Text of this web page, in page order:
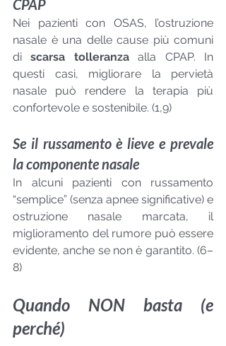
CPAP
Nei pazienti con OSAS, l’ostruzione
nasale è una delle cause più comuni
di scarsa tolleranza alla CPAP. In
questi casi, migliorare la pervietà
nasale può rendere la terapia più
confortevole e sostenibile. (1,9)
Se il russamento è lieve e prevale
la componente nasale
In alcuni pazienti con russamento
“semplice” (senza apnee significative) e
ostruzione nasale marcata, il
miglioramento del rumore può essere
evidente, anche se non è garantito. (6–
8)
Quando NON basta (e
perché)